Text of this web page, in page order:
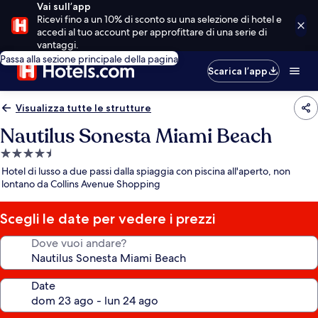
Vai sull’app
Ricevi fino a un 10% di sconto su una selezione di hotel e
accedi al tuo account per approfittare di una serie di
vantaggi.
Passa alla sezione principale della pagina
Scarica l’app
Visualizza tutte le strutture
Nautilus Sonesta Miami Beach
Struttura
a
4.5
stelle
Hotel di lusso a due passi dalla spiaggia con piscina all'aperto, non
lontano da Collins Avenue Shopping
Scegli le date per vedere i prezzi
Dove vuoi andare?
Date